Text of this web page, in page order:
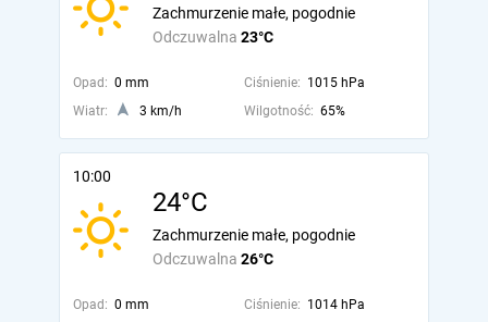
Odczuwalna 23°C
Zachmurzenie małe, pogodnie
Opad: 0 mm Ciśnienie: 1015 hPa
Wiatr:
3 km/h Wilgotność: 65%
10:00
24°C
Odczuwalna 26°C
Zachmurzenie małe, pogodnie
Opad: 0 mm Ciśnienie: 1014 hPa